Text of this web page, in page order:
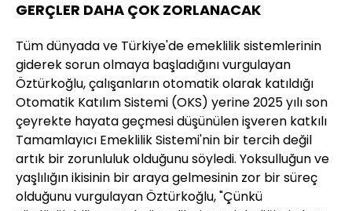
GERÇLER DAHA ÇOK ZORLANACAK
Tüm dünyada ve Türkiye'de emeklilik sistemlerinin
giderek sorun olmaya başladığını vurgulayan
Öztürkoğlu, çalışanların otomatik olarak katıldığı
Otomatik Katılım Sistemi (OKS) yerine 2025 yılı son
çeyrekte hayata geçmesi düşünülen işveren katkılı
Tamamlayıcı Emeklilik Sistemi'nin bir tercih değil
artık bir zorunluluk olduğunu söyledi. Yoksulluğun ve
yaşlılığın ikisinin bir araya gelmesinin zor bir süreç
olduğunu vurgulayan Öztürkoğlu, "Çünkü